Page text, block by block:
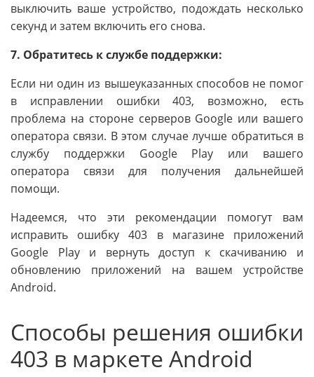
выключить ваше устройство, подождать несколько
секунд и затем включить его снова.
7. Обратитесь к службе поддержки:
Если ни один из вышеуказанных способов не помог
в исправлении ошибки 403, возможно, есть
проблема на стороне серверов Google или вашего
оператора связи. В этом случае лучше обратиться в
службу поддержки Google Play или вашего
оператора связи для получения дальнейшей
помощи.
Надеемся, что эти рекомендации помогут вам
исправить ошибку 403 в магазине приложений
Google Play и вернуть доступ к скачиванию и
обновлению приложений на вашем устройстве
Android.
Способы решения ошибки
403 в маркете Android